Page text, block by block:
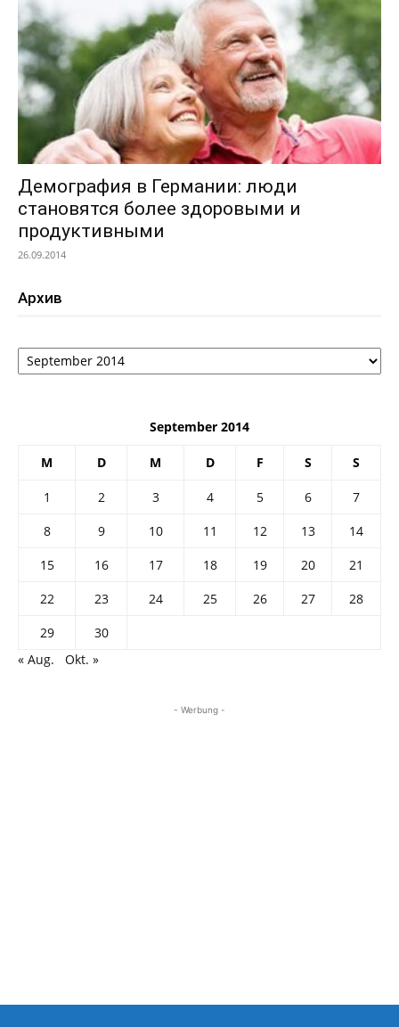
Демография в Германии: люди
становятся более здоровыми и
продуктивными
26.09.2014
Архив
Архив
September 2014
M D M D F S S
1 2 3 4 5 6
7
8
9 10 11 12 13
14
15
16 17 18 19 20
21
22
23 24 25 26 27
28
29
30
« Aug.
Okt. »
- Werbung -